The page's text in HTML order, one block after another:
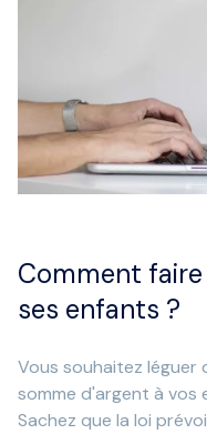
Comment
ses enfants ?
Vous souhaitez léguer
somme d'argent à
Sachez que la loi